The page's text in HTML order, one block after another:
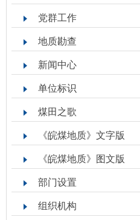
党群工作
地质勘查
新闻中心
单位标识
煤田之歌
《皖煤地质》文字版
《皖煤地质》图文版
部门设置
组织机构